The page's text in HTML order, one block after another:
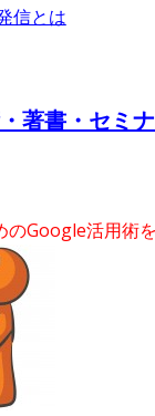
信とは
著書・セミ
Google活用術